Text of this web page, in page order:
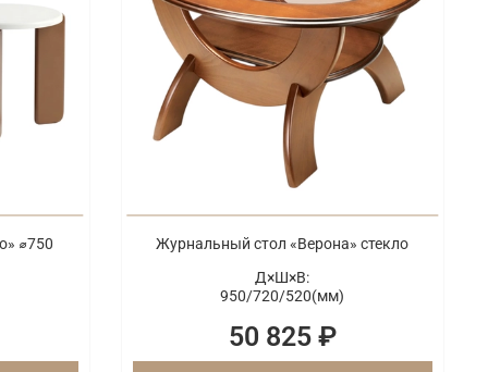
⌀750
Журнальный стол «Верона» стекло
Д×Ш×В:
950/720/520(мм)
50 825 ₽